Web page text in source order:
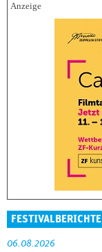
FESTIVALBERICHTE
06.08.2026